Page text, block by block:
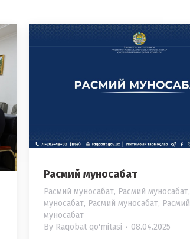
Расмий муносабат
Расмий муносабат, Расмий муносабат,
муносабат, Расмий муносабат, Расмий
муносабат
By Raqobat qo'mitasi 08.04.2025